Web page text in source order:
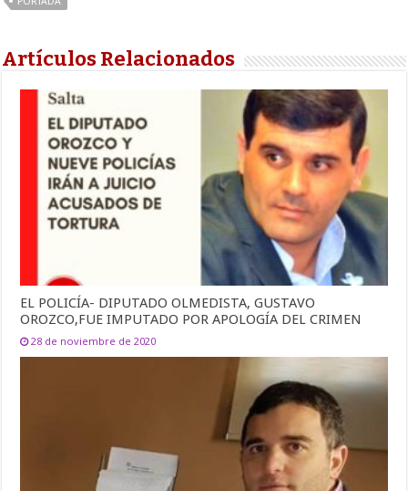
Artículos Relacionados
EL POLICÍA- DIPUTADO OLMEDISTA, GUSTAVO
OROZCO,FUE IMPUTADO POR APOLOGÍA DEL CRIMEN
28 de noviembre de 2020